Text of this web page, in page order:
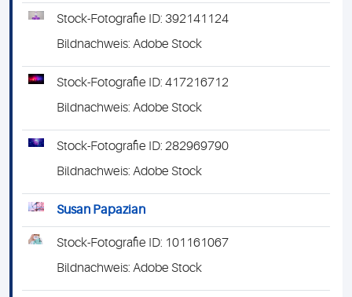
Stock-Fotografie ID: 392141124
Bildnachweis: Adobe Stock
Stock-Fotografie ID: 417216712
Bildnachweis: Adobe Stock
Stock-Fotografie ID: 282969790
Bildnachweis: Adobe Stock
Susan Papazian
Stock-Fotografie ID: 101161067
Bildnachweis: Adobe Stock